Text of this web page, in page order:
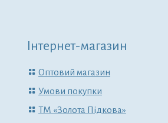
Інтернет-магазин
Оптовий магазин
Умови покупки
ТМ «Золота Підкова»